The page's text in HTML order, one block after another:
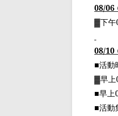
08/06
▓下午
08/10
■活動
▓早上
■早上
■活動